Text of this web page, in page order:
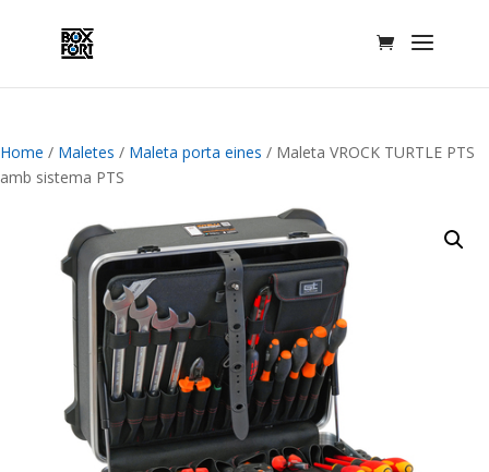
Home / Maletes / Maleta porta eines / Maleta VROCK TURTLE PTS
amb sistema PTS